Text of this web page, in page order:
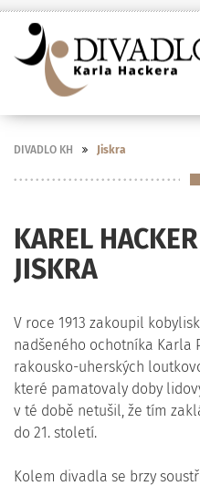
DIVADLO KH Jiskra
KAREL
JISKRA
V roce 1913 zakoupil
nadšeného ochotníka Karla
rakousko-uherských
které pamatovaly doby
v té době netušil, že tím
do 21. století.
Kolem divadla se brzy